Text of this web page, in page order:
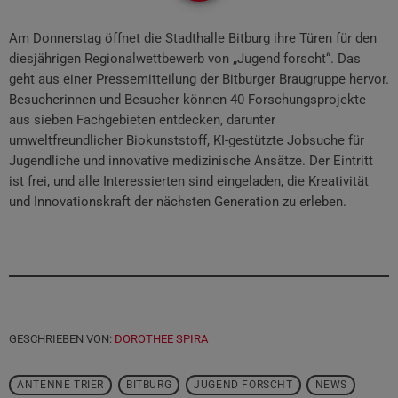
Am Donnerstag öffnet die Stadthalle Bitburg ihre Türen für den
diesjährigen Regionalwettbewerb von „Jugend forscht“. Das
geht aus einer Pressemitteilung der Bitburger Braugruppe hervor.
Besucherinnen und Besucher können 40 Forschungsprojekte
aus sieben Fachgebieten entdecken, darunter
umweltfreundlicher Biokunststoff, KI-gestützte Jobsuche für
Jugendliche und innovative medizinische Ansätze. Der Eintritt
ist frei, und alle Interessierten sind eingeladen, die Kreativität
und Innovationskraft der nächsten Generation zu erleben.
GESCHRIEBEN VON: DOROTHEE SPIRA
ANTENNE TRIER BITBURG JUGEND FORSCHT NEWS